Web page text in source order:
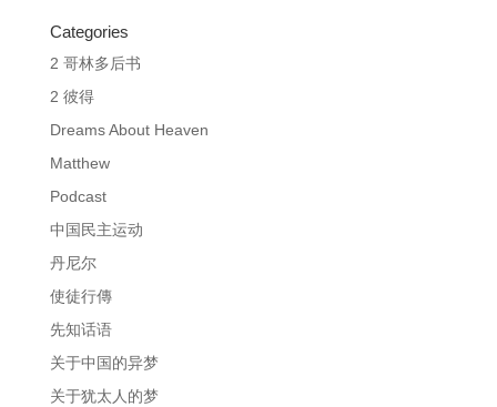
Categories
2 哥林多后书
2 彼得
Dreams About Heaven
Matthew
Podcast
中国民主运动
丹尼尔
使徒行傳
先知话语
关于中国的异梦
关于犹太人的梦